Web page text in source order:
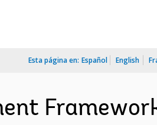
Esta página en: Español English